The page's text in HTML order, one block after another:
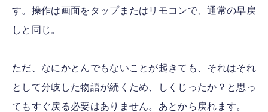
す。操作は画面をタップまたはリモコンで、通常の早戻
しと同じ。
ただ、なにかとんでもないことが起きても、それはそれ
として分岐した物語が続くため、しくじったか？と思っ
てもすぐ戻る必要はありません。あとから戻れます。